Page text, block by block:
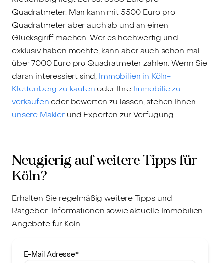
Quadratmeter. Man kann mit 5500 Euro pro
Quadratmeter aber auch ab und an einen
Glücksgriff machen. Wer es hochwertig und
exklusiv haben möchte, kann aber auch schon mal
über 7000 Euro pro Quadratmeter zahlen. Wenn Sie
daran interessiert sind, Immobilien in Köln-
Klettenberg zu kaufenoder Ihre Immobilie zu
verkaufenoder bewerten zu lassen, stehen Ihnen
unsere Maklerund Experten zur Verfügung.
Neugierig auf weitere Tipps für
Köln?
Erhalten Sie regelmäßig weitere Tipps und
Ratgeber-Informationen sowie aktuelle Immobilien-
Angebote für Köln.
E-Mail Adresse*